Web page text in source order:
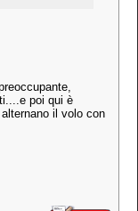
poi qui è
il volo con